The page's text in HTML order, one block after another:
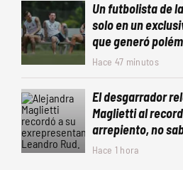
Un futbolista de
solo en un
que generó
Hace 47 minutos
El desgarrador
Maglietti al
arrepiento, no
Hace 1 hora